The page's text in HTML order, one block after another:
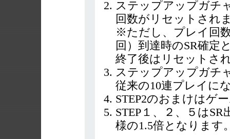
ステップアップガチ
回数がリセットされ
※ただし、プレイ回
回）到達時のSR確定
終了後はリセットさ
ステップアップガチ
従来の10連プレイに
STEP2のおまけはゲ
STEP１、２、５は
様の1.5倍となります